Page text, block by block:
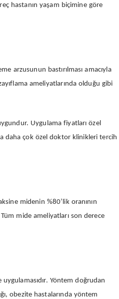
hastanın yaşam biçimine göre
arzusunun bastırılması amacıyla
ameliyatlarında olduğu gibi
Uygulama fiyatları özel
daha çok özel doktor klinikleri tercih
midenin %80’lik oranının
Tüm mide ameliyatları son derece
Yöntem doğrudan
obezite hastalarında yöntem